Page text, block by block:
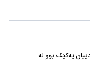
یەکێک بوو لە